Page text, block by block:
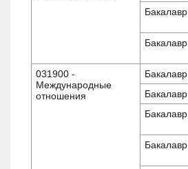
Бакалавр
Бакалавр
031900 -
Международные
отношения
Бакалавр
Бакалавр
Бакалавр
Бакалавр